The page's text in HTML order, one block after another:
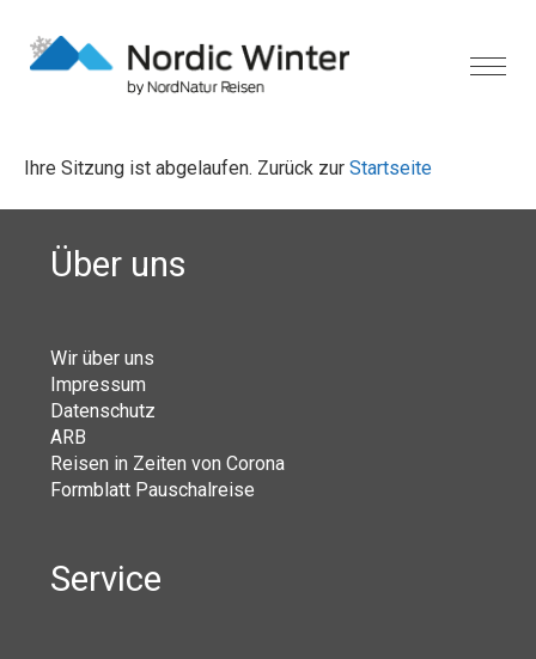
Ihre Sitzung ist abgelaufen. Zurück zur Startseite
Über uns
Wir über uns
Impressum
Datenschutz
ARB
Reisen in Zeiten von Corona
Formblatt Pauschalreise
Service